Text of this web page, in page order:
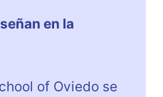
en la
of Oviedo se